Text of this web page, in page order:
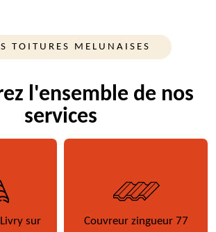
TOITURES MELUNAISES
l'ensemble de nos
services
sur
Couvreur zingueur 77